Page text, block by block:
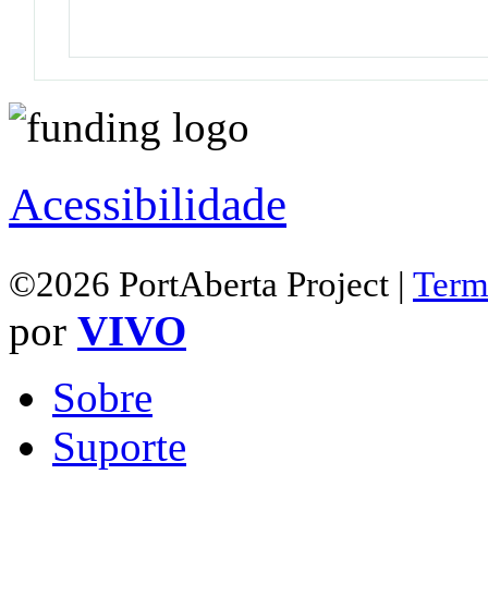
Acessibilidade
©2026 PortAberta Project |
por VIVO
Sobre
Suporte